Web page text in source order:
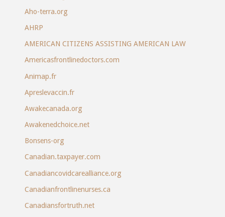
Aho-terra.org
AHRP
AMERICAN CITIZENS ASSISTING AMERICAN LAW
Americasfrontlinedoctors.com
Animap.fr
Apreslevaccin.fr
Awakecanada.org
Awakenedchoice.net
Bonsens-org
Canadian.taxpayer.com
Canadiancovidcarealliance.org
Canadianfrontlinenurses.ca
Canadiansfortruth.net